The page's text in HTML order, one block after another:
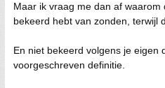
Maar ik vraag me dan af waarom
bekeerd hebt van zonden, terwijl
En niet bekeerd volgens je eigen
voorgeschreven definitie.